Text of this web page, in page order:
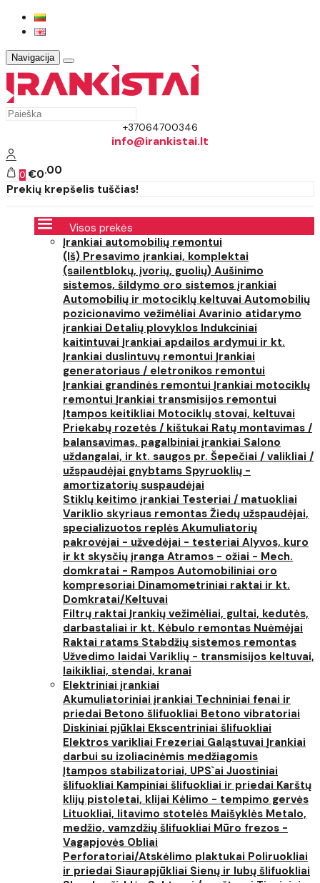
Navigacija
+37064700346
info@irankistai.lt
0 €0 00
Prekių krepšelis tuščias!
Visos prekės
Įrankiai automobilių remontui
(Iš) Presavimo įrankiai, komplektai
(sailentblokų, įvorių, guolių) Aušinimo
sistemos, šildymo oro sistemos įrankiai
Automobilių ir motociklų keltuvai Automobilių
pozicionavimo vežimėliai Avarinio atidarymo
įrankiai Detalių plovyklos Indukciniai
kaitintuvai Įrankiai apdailos ardymui ir kt.
Įrankiai duslintuvų remontui Įrankiai
generatoriaus / eletronikos remontui
Įrankiai grandinės remontui Įrankiai motociklų
remontui Įrankiai transmisijos remontui
Įtampos keitikliai Motociklų stovai, keltuvai
Priekabų rozetės / kištukai Ratų montavimas /
balansavimas, pagalbiniai įrankiai Salono
uždangalai, ir kt. saugos pr. Šepečiai / valikliai /
užspaudėjai gnybtams Spyruoklių -
amortizatorių suspaudėjai
Stiklų keitimo įrankiai Testeriai / matuokliai
Variklio skyriaus remontas Žiedų užspaudėjai,
specializuotos replės Akumuliatorių
pakrovėjai - užvedėjai - testeriai Alyvos, kuro
ir kt skysčių įranga Atramos - ožiai - Mech.
domkratai - Rampos Automobiliniai oro
kompresoriai Dinamometriniai raktai ir kt.
Domkratai/Keltuvai
Filtrų raktai Įrankių vežimėliai, gultai, kedutės,
darbastaliai ir kt. Kėbulo remontas Nuėmėjai
Raktai ratams Stabdžių sistemos remontas
Užvedimo laidai Variklių - transmisijos keltuvai,
laikikliai, stendai, kranai
Elektriniai įrankiai
Akumuliatoriniai įrankiai Techniniai fenai ir
priedai Betono šlifuokliai Betono vibratoriai
Diskiniai pjūklai Ekscentriniai šlifuokliai
Elektros varikliai Frezeriai Galąstuvai Įrankiai
darbui su izoliacinėmis medžiagomis
Įtampos stabilizatoriai, UPS`ai Juostiniai
šlifuokliai Kampiniai šlifuokliai ir priedai Karštų
klijų pistoletai, klijai Kėlimo - tempimo gervės
Lituokliai, litavimo stotelės Maišyklės Metalo,
medžio, vamzdžių šlifuokliai Mūro frezos -
Vagapjovės Obliai
Perforatoriai/Atskėlimo plaktukai Poliruokliai
ir priedai Siaurapjūkliai Sienų ir lubų šlifuokliai